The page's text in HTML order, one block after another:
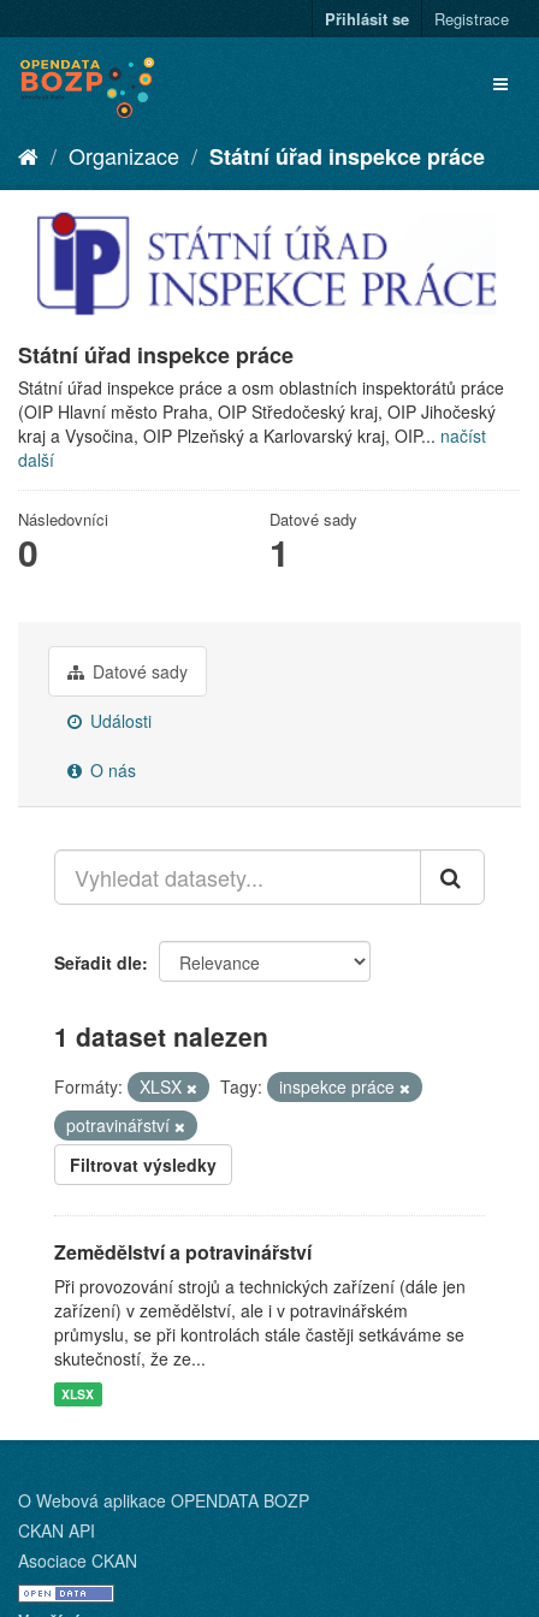
Přihlásit se Registrace
Organizace Státní úřad inspekce práce
Státní úřad inspekce práce
Státní úřad inspekce práce a osm oblastních inspektorátů práce
(OIP Hlavní město Praha, OIP Středočeský kraj, OIP Jihočeský
kraj a Vysočina, OIP Plzeňský a Karlovarský kraj, OIP... načíst
další
Následovníci
0
Datové sady
1
Datové sady
Události
O nás
Seřadit dle
1 dataset nalezen
Formáty: XLSX Tagy:
inspekce práce
potravinářství
Filtrovat výsledky
Zemědělství a potravinářství
Při provozování strojů a technických zařízení (dále jen
zařízení) v zemědělství, ale i v potravinářském
průmyslu, se při kontrolách stále častěji setkáváme se
skutečností, že ze...
XLSX
O Webová aplikace OPENDATA BOZP
CKAN API
Asociace CKAN